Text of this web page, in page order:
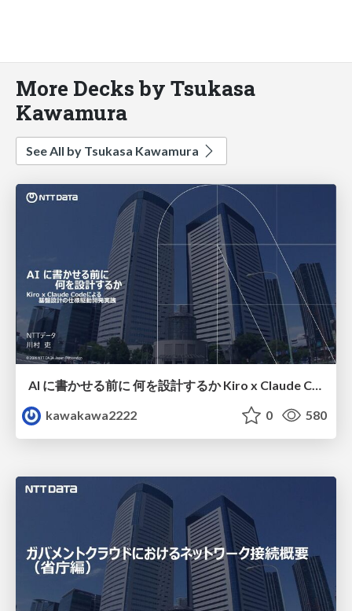
More Decks by Tsukasa
Kawamura
See All by Tsukasa Kawamura
AI に書かせる前に 何を設計するか Kiro x Claude Codeによる 基盤設計の仕様駆動開発実践
kawakawa2222
0 580